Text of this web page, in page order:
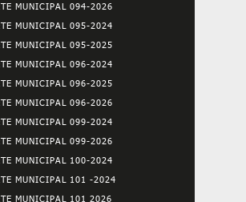
MUNICIPAL 094-2026
MUNICIPAL 095-2024
MUNICIPAL 095-2025
MUNICIPAL 096-2024
MUNICIPAL 096-2025
MUNICIPAL 096-2026
MUNICIPAL 099-2024
MUNICIPAL 099-2026
MUNICIPAL 100-2024
MUNICIPAL 101 -2024
MUNICIPAL 101 2026